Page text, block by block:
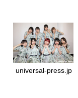
universal-press.jp